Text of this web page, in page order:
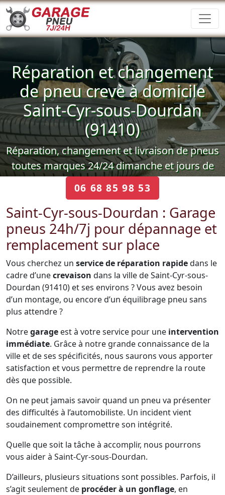
Réparation et changement
de pneu crevè à domicile
Saint-Cyr-sous-Dourdan
(91410)
Réparation, changement et livraison de pneus
toutes marques 24/24 dimanche et jours de
féries
06 68 85 98 53
Saint-Cyr-sous-Dourdan : Garage
pneus 24h/7j pour dépannage et
remplacement sur place
Vous cherchez un service de réparation rapidedans le
cadre d’unecrevaison dans la ville de Saint-Cyr-sous-
Dourdan (91410) et ses environs ? Vous avez besoin
d’un montage, ou encore d’un équilibrage pneu sans
plus attendre ?
Notregarage est à votre service pour une intervention
immédiate. Grâce à notre grande connaissance de la
ville et de ses spécificités, nous saurons vous apporter
satisfaction et vous permettre de reprendre la route
dès que possible.
On ne peut jamais savoir quand un pneu va présenter
des difficultés à l’automobiliste. Un incident vient
soudainement compromettre son intégrité.
Quelle que soit la tâche à accomplir, nous pourrons
vous aider à Saint-Cyr-sous-Dourdan.
D’ailleurs, plusieurs situations sont possibles. Parfois, il
s’agit seulement de procéder à un gonflage, en